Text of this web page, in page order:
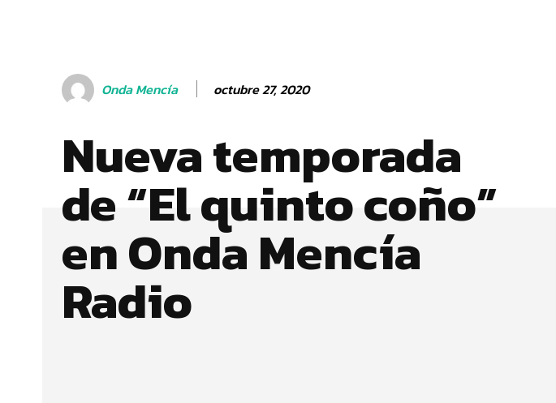
Onda Mencía octubre 27, 2020
Nueva temporada
de “El quinto coño”
en Onda Mencía
Radio